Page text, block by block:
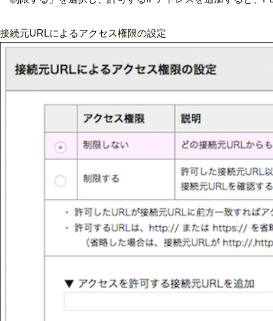
接続元URLによるアクセス権限の設定